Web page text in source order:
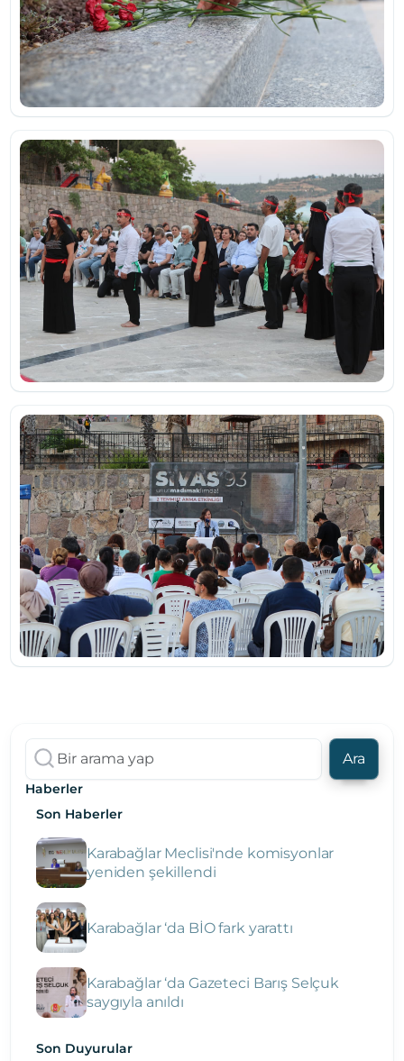
Ara
Haberler
Son Haberler
Karabağlar Meclisi'nde komisyonlar
yeniden şekillendi
Karabağlar ‘da BİO fark yarattı
Karabağlar ‘da Gazeteci Barış Selçuk
saygıyla anıldı
Son Duyurular